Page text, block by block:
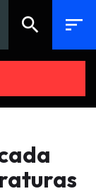
search sort